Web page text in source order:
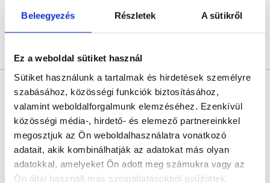
Beleegyezés Részletek A sütikről
Ez a weboldal sütiket használ
Sütiket használunk a tartalmak és hirdetések személyre
szabásához, közösségi funkciók biztosításához,
valamint weboldalforgalmunk elemzéséhez. Ezenkívül
közösségi média-, hirdető- és elemező partnereinkkel
megosztjuk az Ön weboldalhasználatra vonatkozó
adatait, akik kombinálhatják az adatokat más olyan
adatokkal, amelyeket Ön adott meg számukra vagy az
Ön által használt más szolgáltatásokból gyűjtöttek.
Dr. Sziray Ágnes
Bőrgyógyász
4.9
597 értékelés
Medaid - Budapest
Sajnáljuk, jelenleg nincs szabad időpont!